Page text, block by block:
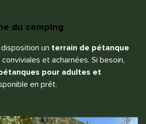
du camping
un terrain de pétanque
et acharnées. Si besoin,
pour adultes et
en prêt.